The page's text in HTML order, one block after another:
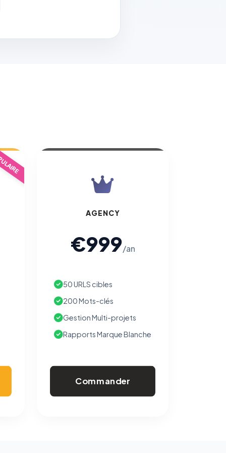
AGENCY
€999/an
50 URLS cibles
200 Mots-clés
Gestion Multi-projets
Rapports Marque Blanche
Commander